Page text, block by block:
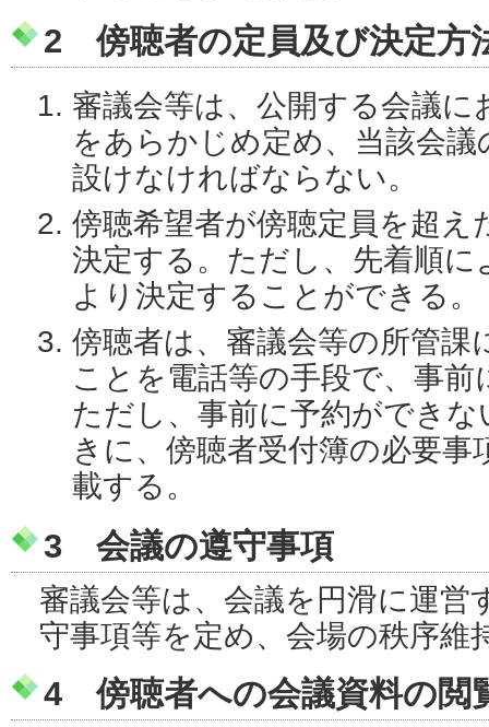
2 傍聴者の定員及び決定方
審議会等は、公開する会議
をあらかじめ定め、当該会
設けなければならない。
傍聴希望者が傍聴定員を超え
決定する。ただし、先着順
より決定することができる。
傍聴者は、審議会等の所管課
ことを電話等の手段で、事
ただし、事前に予約ができ
きに、傍聴者受付簿の必要事
載する。
3 会議の遵守事項
審議会等は、会議を円滑に運営
守事項等を定め、会場の秩序維
4 傍聴者への会議資料の閲